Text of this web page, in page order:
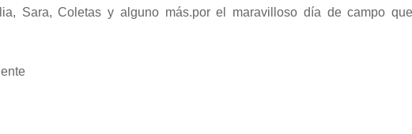
Sara, Coletas y alguno más.por el maravilloso día de campo que